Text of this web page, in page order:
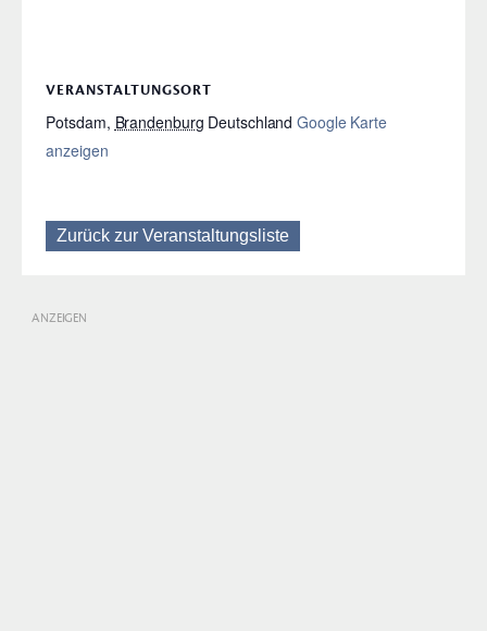
VERANSTALTUNGSORT
Potsdam, Brandenburg Deutschland Google Karte
anzeigen
Zurück zur Veranstaltungsliste
ANZEIGEN